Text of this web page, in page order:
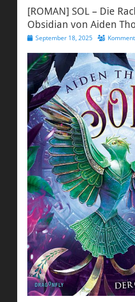
[ROMAN] SOL – Die
Obsidian von Aiden
Veröffentlicht
September 18, 2025